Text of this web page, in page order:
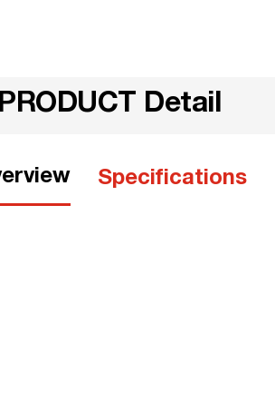
PRODUCT Detail
Specifications